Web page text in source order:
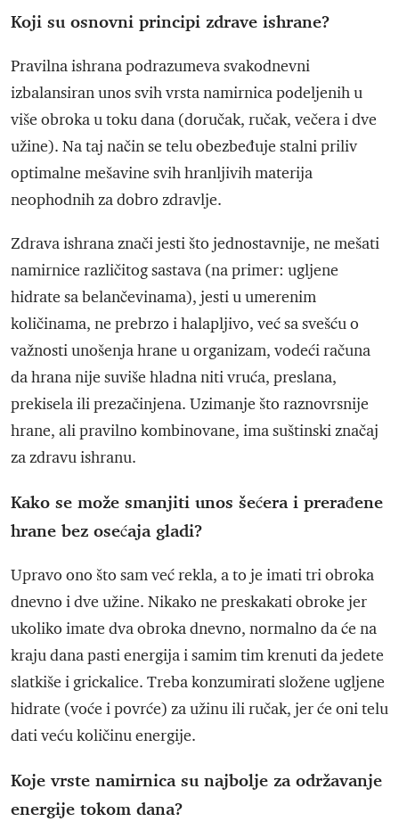
Koji su osnovni principi zdrave ishrane?
Pravilna ishrana podrazumeva svakodnevni
izbalansiran unos svih vrsta namirnica podeljenih u
više obroka u toku dana (doručak, ručak, večera i dve
užine). Na taj način se telu obezbeđuje stalni priliv
optimalne mešavine svih hranljivih materija
neophodnih za dobro zdravlje.
Zdrava ishrana znači jesti što jednostavnije, ne mešati
namirnice različitog sastava (na primer: ugljene
hidrate sa belančevinama), jesti u umerenim
količinama, ne prebrzo i halapljivo, već sa svešću o
važnosti unošenja hrane u organizam, vodeći računa
da hrana nije suviše hladna niti vruća, preslana,
prekisela ili prezačinjena. Uzimanje što raznovrsnije
hrane, ali pravilno kombinovane, ima suštinski značaj
za zdravu ishranu.
Kako se može smanjiti unos šećera i prerađene
hrane bez osećaja gladi?
Upravo ono što sam već rekla, a to je imati tri obroka
dnevno i dve užine. Nikako ne preskakati obroke jer
ukoliko imate dva obroka dnevno, normalno da će na
kraju dana pasti energija i samim tim krenuti da jedete
slatkiše i grickalice. Treba konzumirati složene ugljene
hidrate (voće i povrće) za užinu ili ručak, jer će oni telu
dati veću količinu energije.
Koje vrste namirnica su najbolje za održavanje
energije tokom dana?